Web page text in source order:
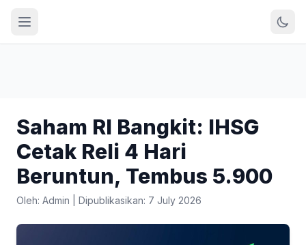
Saham RI Bangkit: IHSG
Cetak Reli 4 Hari
Beruntun, Tembus 5.900
Oleh: Admin Dipublikasikan: 7 July 2026